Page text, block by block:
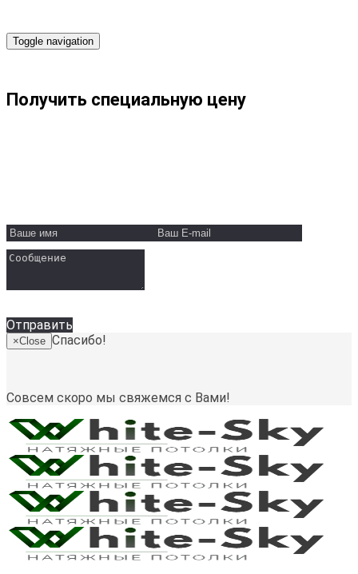
Toggle navigation
Получить специальную цену
Отправить
×Close Спасибо!
Совсем скоро мы свяжемся с Вами!